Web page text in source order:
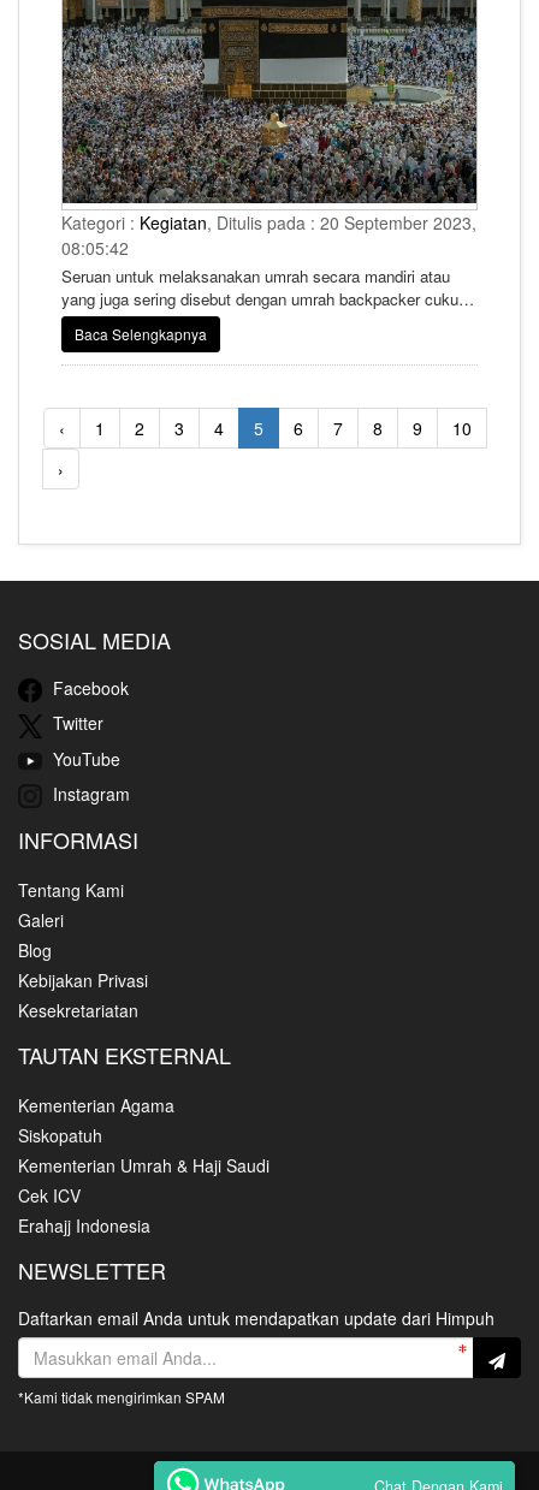
Kategori : Kegiatan, Ditulis pada : 20 September 2023,
08:05:42
Seruan untuk melaksanakan umrah secara mandiri atau
yang juga sering disebut dengan umrah backpacker cukup
masif di tengah masyarakat, khususnya di jejaring media
sosial.
Baca Selengkapnya
‹ 1 2 3 4 5 6 7 8 9
10
›
SOSIAL MEDIA
Facebook
Twitter
YouTube
Instagram
INFORMASI
Tentang Kami
Galeri
Blog
Kebijakan Privasi
Kesekretariatan
TAUTAN EKSTERNAL
Kementerian Agama
Siskopatuh
Kementerian Umrah & Haji Saudi
Cek ICV
Erahajj Indonesia
NEWSLETTER
Daftarkan email Anda untuk mendapatkan update dari Himpuh
*Kami tidak mengirimkan SPAM
Copyright HIMPUH © 2021